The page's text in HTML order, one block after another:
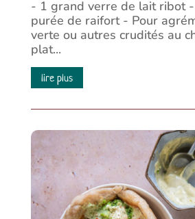
- 1 grand verre de lait ribot -
purée de raifort - Pour
verte ou autres crudités au
plat...
lire plus